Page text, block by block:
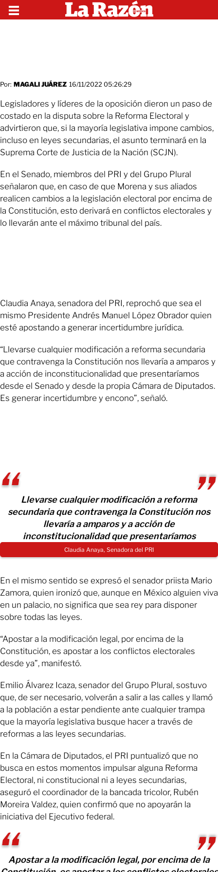
Por: MAGALI JUÁREZ 16/11/2022 05:26:29
Legisladores y líderes de la oposición dieron un paso de
costado en la disputa sobre la Reforma Electoral y
advirtieron que, si la mayoría legislativa impone cambios,
incluso en leyes secundarias, el asunto terminará en la
Suprema Corte de Justicia de la Nación (SCJN).
En el Senado, miembros del PRI y del Grupo Plural
señalaron que, en caso de que Morena y sus aliados
realicen cambios a la legislación electoral por encima de
la Constitución, esto derivará en conflictos electorales y
lo llevarán ante el máximo tribunal del país.
Claudia Anaya, senadora del PRI, reprochó que sea el
mismo Presidente Andrés Manuel López Obrador quien
esté apostando a generar incertidumbre jurídica.
“Llevarse cualquier modificación a reforma secundaria
que contravenga la Constitución nos llevaría a amparos y
a acción de inconstitucionalidad que presentaríamos
desde el Senado y desde la propia Cámara de Diputados.
Es generar incertidumbre y encono”, señaló.
Llevarse cualquier modificación a reforma
secundaria que contravenga la Constitución nos
llevaría a amparos y a acción de
inconstitucionalidad que presentaríamos
Claudia Anaya, Senadora del PRI
En el mismo sentido se expresó el senador priista Mario
Zamora, quien ironizó que, aunque en México alguien viva
en un palacio, no significa que sea rey para disponer
sobre todas las leyes.
“Apostar a la modificación legal, por encima de la
Constitución, es apostar a los conflictos electorales
desde ya”, manifestó.
Emilio Álvarez Icaza, senador del Grupo Plural, sostuvo
que, de ser necesario, volverán a salir a las calles y llamó
a la población a estar pendiente ante cualquier trampa
que la mayoría legislativa busque hacer a través de
reformas a las leyes secundarias.
En la Cámara de Diputados, el PRI puntualizó que no
busca en estos momentos impulsar alguna Reforma
Electoral, ni constitucional ni a leyes secundarias,
aseguró el coordinador de la bancada tricolor, Rubén
Moreira Valdez, quien confirmó que no apoyarán la
iniciativa del Ejecutivo federal.
Apostar a la modificación legal, por encima de la